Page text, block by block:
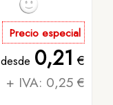
Precio especial
desde 0,21 €
+ IVA: 0,25 €